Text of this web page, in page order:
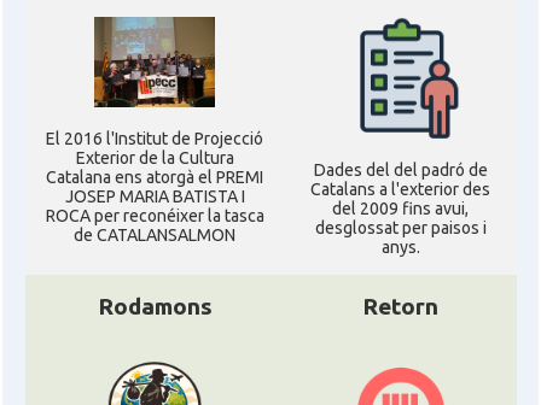
El 2016 l'Institut de Projecció
Exterior de la Cultura
Catalana ens atorgà el PREMI
JOSEP MARIA BATISTA I
ROCA per reconéixer la tasca
de CATALANSALMON
Dades del del padró de
Catalans a l'exterior des
del 2009 fins avui,
desglossat per paisos i
anys.
Rodamons Retorn